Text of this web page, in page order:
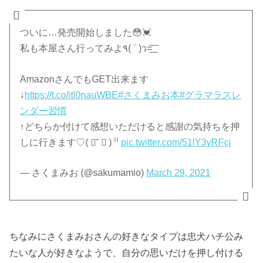
ついに…発売開始しました😳💓
私も本屋さん行ってみよ٩( ¨ )ว=͟͟͞͞
AmazonさんでもGET出来ます︎︎
↓ https://t.co/itl0nauWBE#さくまみお本#グラマラスレ
ンダー習慣
↑どちらか付けて感想いただけると感謝の気持ちを押
しに行きます♡( ॑˘ ॑ ) ⁾⁾ pic.twitter.com/51lY3yRFcj
— さくまみお (@sakumamio) March 29, 2021
ちなみにさくまみおさんの好きなタイプは忠犬ハチ公み
たいな人が好きなようで、自分の思いだけを押し付ける